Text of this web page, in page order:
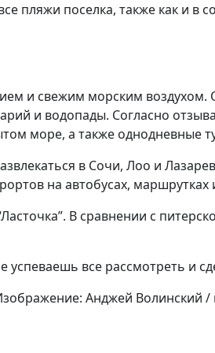
пляжи поселка, также как и
и свежим морским
и водопады. Согласно
море, а также
в Сочи, Лоо и
на автобусах,
В сравнении с
успеваешь все рассмотреть и
Анджей Волинский /